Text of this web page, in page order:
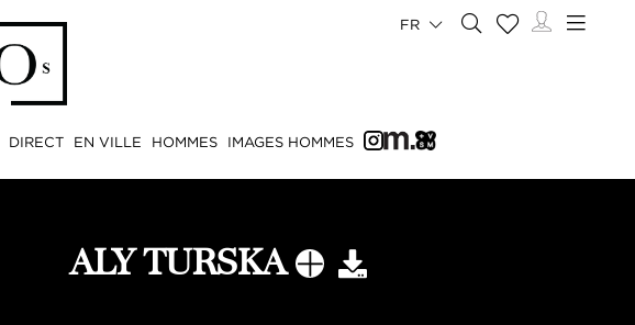
DIRECT EN VILLE HOMMES IMAGES HOMMES
FR
ALY TURSKA